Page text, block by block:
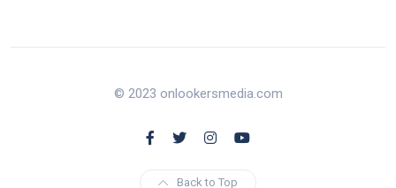
© 2023 onlookersmedia.com
Back to Top